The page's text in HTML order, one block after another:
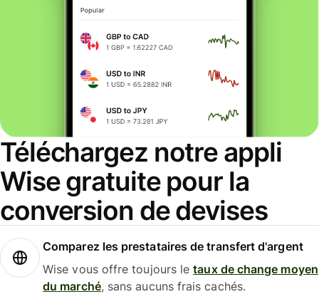
Téléchargez notre appli
Wise gratuite pour la
conversion de devises
Comparez les prestataires de transfert d'argent
Wise vous offre toujours letaux de change moyen
du marché, sans aucuns frais cachés.